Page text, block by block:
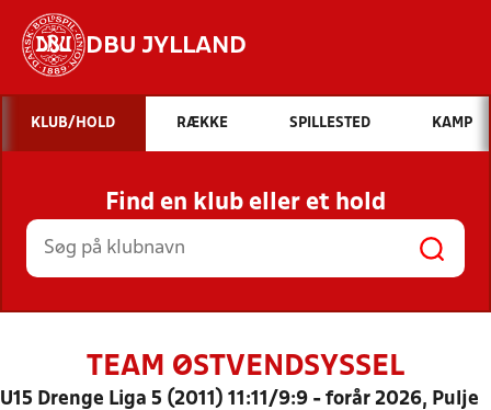
DBU JYLLAND
Hvad vil du søge efter?
INDHOLD OG NYHEDER
STILLINGER, RESULTATER, KLUBBER OG
HOLD
KLUB/HOLD RÆKKE SPILLESTED KAMP
Find en klub eller et hold
TEAM ØSTVENDSYSSEL
U15 Drenge Liga 5 (2011) 11:11/9:9 - forår 2026, Pulje